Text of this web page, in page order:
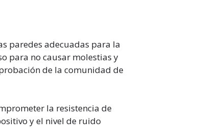
paredes adecuadas para la
para no causar molestias y
de la comunidad de
la resistencia de
y el nivel de ruido